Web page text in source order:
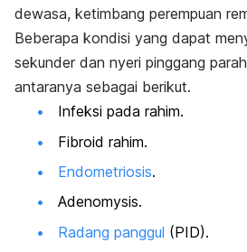
dewasa, ketimbang perempuan
Beberapa kondisi yang dapat
sekunder dan nyeri pinggang
antaranya sebagai berikut.
Infeksi pada rahim.
Fibroid rahim.
Endometriosis.
Adenomysis.
Radang panggul (PID).